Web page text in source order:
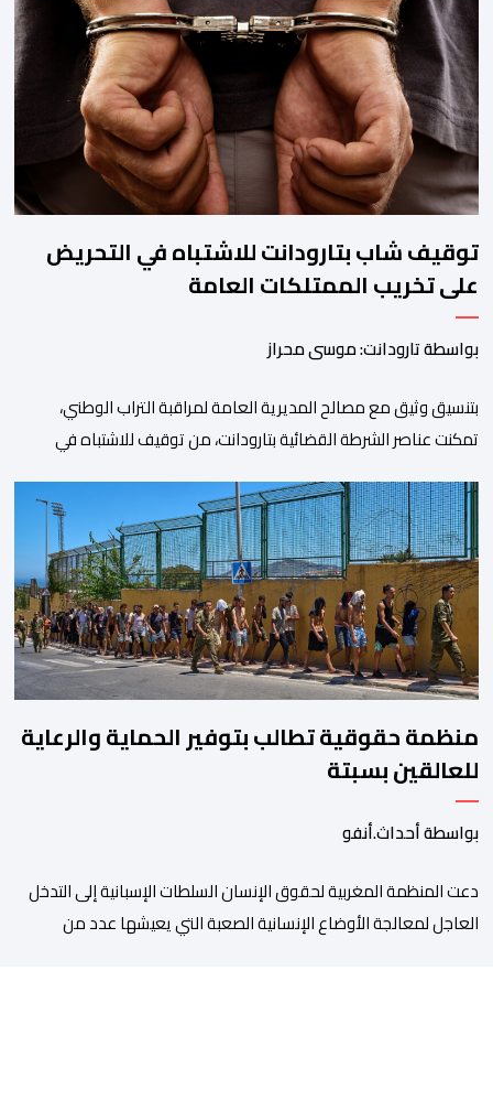
للوصول إلى المدينتين يوم 15 غشت الجاري. وعرفت المناطق الشمالية
خلال الساعات الأخيرة انتشارا أمنيا مكثفا، خاصة بالمحاور الطرقية
المؤدية إلى الفنيدق، حيث جرى تعزيز الدوريات وإقامة […]
توقيف شاب بتارودانت للاشتباه في التحريض
على تخريب الممتلكات العامة
بواسطة تارودانت: موسى محراز
بتنسيق وثيق مع مصالح المديرية العامة لمراقبة التراب الوطني،
تمكنت عناصر الشرطة القضائية بتارودانت، من توقيف للاشتباه في
ممتلكات الدولة، وذلك على خلفية دعوات للاحتجاج جرى تداولها عبر
مواقع التواصل الاجتماعي تحت اسم ما بات يعرف بـ” Genz212
“.وبحسب المعطيات المتوفرة، جاء توقيف المعني بالأمر […]
منظمة حقوقية تطالب بتوفير الحماية والرعاية
للعالقين بسبتة
بواسطة أحداث.أنفو
دعت المنظمة المغربية لحقوق الإنسان السلطات الإسبانية إلى التدخل
العاجل لمعالجة الأوضاع الإنسانية الصعبة التي يعيشها عدد من